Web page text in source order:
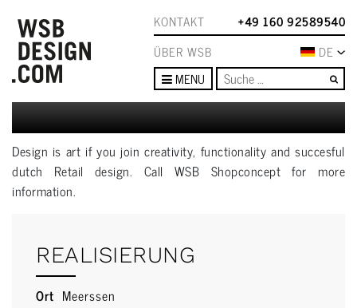
KONTAKT
+49 160 92589540
ÜBER WSB
DE
MENU
Design is art if you join creativity, functionality and succesful
dutch Retail design. Call WSB Shopconcept for more
information.
REALISIERUNG
Ort Meerssen